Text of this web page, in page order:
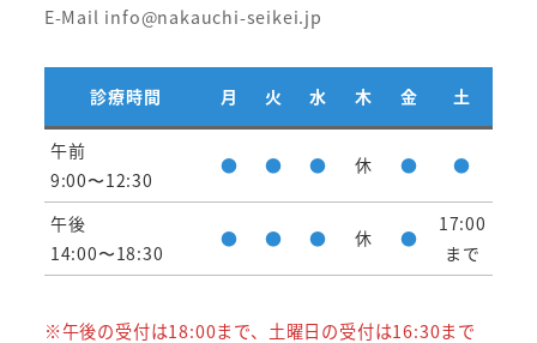
E-Mail info@nakauchi-seikei.jp
診療時間 月 火 水 木 金 土
午前
9:00〜12:30
● ● ● 休 ● ●
午後
14:00〜18:30
● ● ● 休 ●
17:00
まで
※午後の受付は18:00まで、土曜日の受付は16:30まで